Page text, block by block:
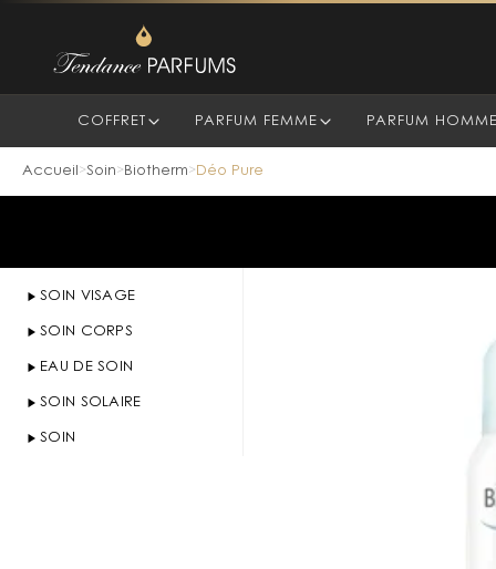
COFFRET PARFUM FEMME PARFUM HOMME
Accueil >Soin> Biotherm> Déo Pure
SOIN VISAGE
SOIN CORPS
EAU DE SOIN
SOIN SOLAIRE
SOIN